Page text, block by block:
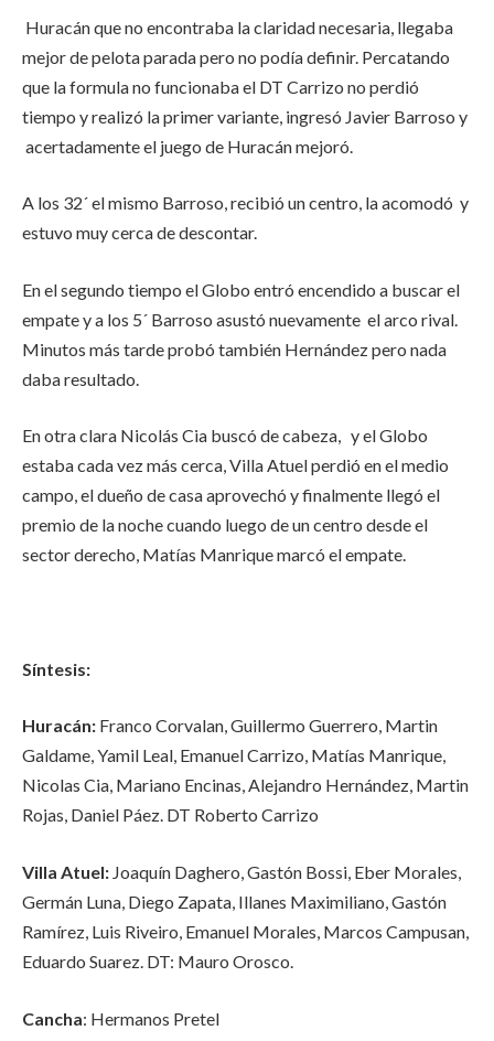
Huracán que no encontraba la claridad necesaria, llegaba
mejor de pelota parada pero no podía definir. Percatando
que la formula no funcionaba el DT Carrizo no perdió
tiempo y realizó la primer variante, ingresó Javier Barroso y
acertadamente el juego de Huracán mejoró.
A los 32´ el mismo Barroso, recibió un centro, la acomodó y
estuvo muy cerca de descontar.
En el segundo tiempo el Globo entró encendido a buscar el
empate y a los 5´ Barroso asustó nuevamente el arco rival.
Minutos más tarde probó también Hernández pero nada
daba resultado.
En otra clara Nicolás Cia buscó de cabeza, y el Globo
estaba cada vez más cerca, Villa Atuel perdió en el medio
campo, el dueño de casa aprovechó y finalmente llegó el
premio de la noche cuando luego de un centro desde el
sector derecho, Matías Manrique marcó el empate.
Síntesis:
Huracán: Franco Corvalan, Guillermo Guerrero, Martin
Galdame, Yamil Leal, Emanuel Carrizo, Matías Manrique,
Nicolas Cia, Mariano Encinas, Alejandro Hernández, Martin
Rojas, Daniel Páez. DT Roberto Carrizo
Villa Atuel: Joaquín Daghero, Gastón Bossi, Eber Morales,
Germán Luna, Diego Zapata, Illanes Maximiliano, Gastón
Ramírez, Luis Riveiro, Emanuel Morales, Marcos Campusan,
Eduardo Suarez. DT: Mauro Orosco.
Cancha: Hermanos Pretel